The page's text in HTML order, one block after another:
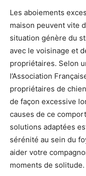
Les aboiements
maison peuvent vite
situation génère du
avec le voisinage et
propriétaires. Selon
l’Association
propriétaires de
de façon excessive
causes de ce
solutions adaptées
sérénité au sein du
aider votre
moments de solitude.